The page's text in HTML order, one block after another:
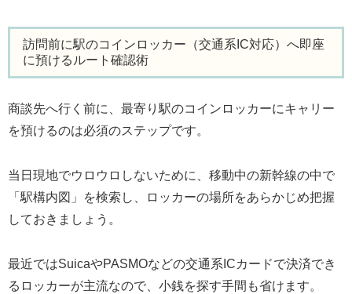
訪問前に駅のコインロッカー（交通系IC対応）へ即座
に預けるルート確認術
商談先へ行く前に、最寄り駅のコインロッカーにキャリー
を預けるのは必須のステップです。
当日現地でウロウロしないために、移動中の新幹線の中で
「駅構内図」を検索し、ロッカーの場所をあらかじめ把握
しておきましょう。
最近ではSuicaやPASMOなどの交通系ICカードで決済でき
るロッカーが主流なので、小銭を探す手間も省けます。